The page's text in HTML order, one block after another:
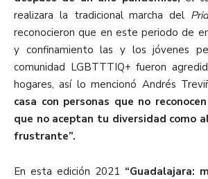
realizara la tradicional marcha del
reconocieron que en este periodo de
y confinamiento las y los jóvenes
comunidad LGBTTTIQ+ fueron
hogares, así lo mencionó Andrés
casa con personas que no
que no aceptan tu diversidad como
frustrante”.
En esta edición 2021 “Guadalajara: